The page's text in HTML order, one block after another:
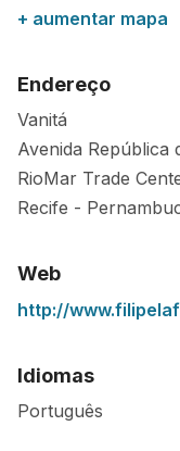
+ aumentar mapa
Endereço
Vanitá
Avenida República
RioMar Trade
Recife -
Web
http://
Idiomas
Português